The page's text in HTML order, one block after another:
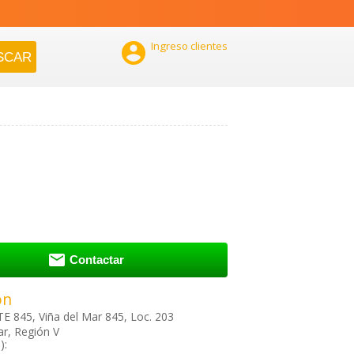
 Ingreso clientes
 Contactar
845, Viña del Mar 845, Loc. 203
Región V